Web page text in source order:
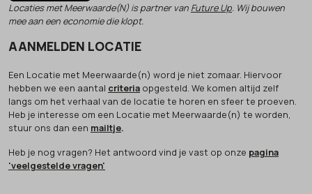
Locaties met Meerwaarde(N) is partner van Future Up. Wij bouwen
mee aan een economie die klopt.
AANMELDEN LOCATIE
Een Locatie met Meerwaarde(n) word je niet zomaar. Hiervoor
hebben we een aantal criteria opgesteld. We komen altijd zelf
langs om het verhaal van de locatie te horen en sfeer te proeven.
Heb je interesse om een Locatie met Meerwaarde(n) te worden,
stuur ons dan een mailtje.
Heb je nog vragen? Het antwoord vind je vast op onze pagina
'veelgestelde vragen'